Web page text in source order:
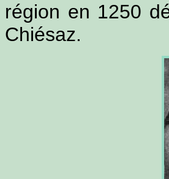
région en 1250
Chiésaz.